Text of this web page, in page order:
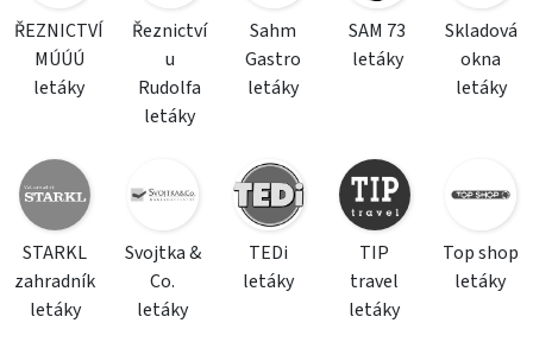
ŘEZNICTVÍ
MÚÚÚ
letáky
Řeznictví
u
Rudolfa
letáky
Sahm
Gastro
letáky
SAM 73
letáky
Skladová
okna
letáky
STARKL
zahradník
letáky
Svojtka &
Co.
letáky
TEDi
letáky
TIP
travel
letáky
Top shop
letáky